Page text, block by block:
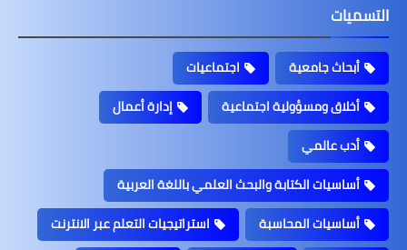
التسميات
أبحاث جامعية
اجتماعيات
أخلاق ومسؤولية اجتماعية
إدارة أعمال
أدب عالمي
أساسيات الكتابة والبحث العلمي باللغة العربية
أساسيات المحاسبة
استراتيجيات التعلم عبر الانترنت